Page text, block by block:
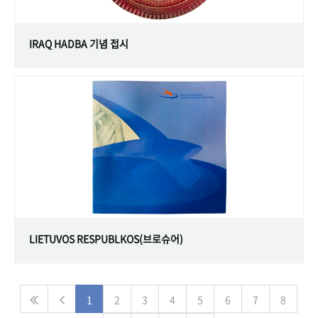
IRAQ HADBA 기념 접시
LIETUVOS RESPUBLKOS(브로슈어)
1 2 3 4 5 6 7 8